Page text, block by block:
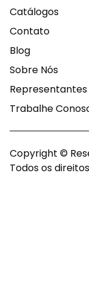
Catálogos
Contato
Blog
Sobre Nós
Representantes
Trabalhe
Copyright ©
Todos os